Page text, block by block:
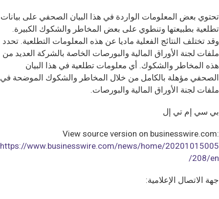
تحتوي بعض المعلومات الواردة في هذا البيان الصحفي على بيانات
تطلعية بطبيعتها وتنطوي على بعض المخاطر والشكوك الكبيرة.
وقد تختلف النتائج الفعلية ماديا عن هذه المعلومات التطلعية. تحدد
ملفات لجنة الأوراق المالية والبورصات الخاصة بالشركة العديد من
هذه المخاطر والشكوك. أي معلومات تطلعية في هذا البيان
الصحفي مؤهلة بالكامل من خلال المخاطر والشكوك الموضحة في
ملفات لجنة الأوراق المالية والبورصات.
بي سي إم تي إل
View source version on businesswire.com:
https://www.businesswire.com/news/home/20201015005
208/en/
جهة الاتصال الإعلامية: